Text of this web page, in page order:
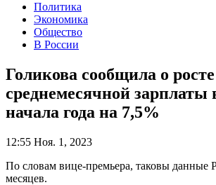
Политика
Экономика
Общество
В России
Голикова сообщила о росте
среднемесячной зарплаты
начала года на 7,5%
12:55 Ноя. 1, 2023
По словам вице-премьера, таковы данные
месяцев.